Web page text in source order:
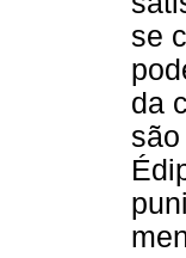
se
da